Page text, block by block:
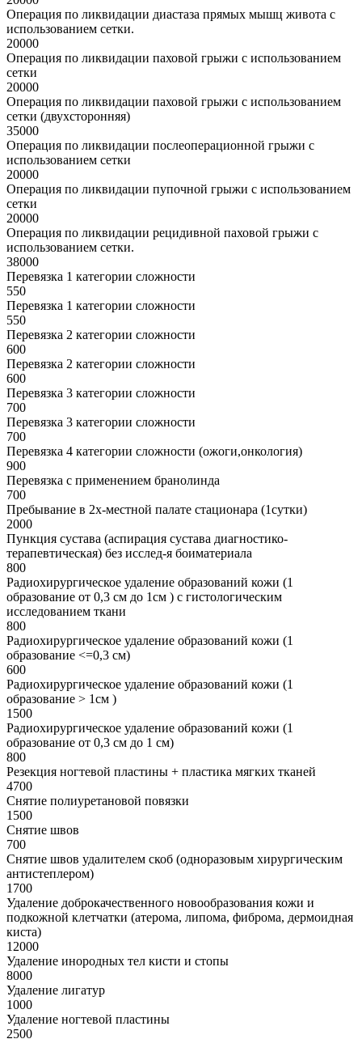
Операция по ликвидации диастаза прямых мышц живота с
использованием сетки.
20000
Операция по ликвидации паховой грыжи с использованием
сетки
20000
Операция по ликвидации паховой грыжи с использованием
сетки (двухсторонняя)
35000
Операция по ликвидации послеоперационной грыжи с
использованием сетки
20000
Операция по ликвидации пупочной грыжи с использованием
сетки
20000
Операция по ликвидации рецидивной паховой грыжи с
использованием сетки.
38000
Перевязка 1 категории сложности
550
Перевязка 1 категории сложности
550
Перевязка 2 категории сложности
600
Перевязка 2 категории сложности
600
Перевязка 3 категории сложности
700
Перевязка 3 категории сложности
700
Перевязка 4 категории сложности (ожоги,онкология)
900
Перевязка с применением бранолинда
700
Пребывание в 2х-местной палате стационара (1сутки)
2000
Пункция сустава (аспирация сустава диагностико-
терапевтическая) без исслед-я боиматериала
800
Радиохирургическое удаление образований кожи (1
образование от 0,3 см до 1см ) с гистологическим
исследованием ткани
800
Радиохирургическое удаление образований кожи (1
образование <=0,3 см)
600
Радиохирургическое удаление образований кожи (1
образование > 1см )
1500
Радиохирургическое удаление образований кожи (1
образование от 0,3 см до 1 см)
800
Резекция ногтевой пластины + пластика мягких тканей
4700
Снятие полиуретановой повязки
1500
Снятие швов
700
Снятие швов удалителем скоб (одноразовым хирургическим
антистеплером)
1700
Удаление доброкачественного новообразования кожи и
подкожной клетчатки (атерома, липома, фиброма, дермоидная
киста)
12000
Удаление инородных тел кисти и стопы
8000
Удаление лигатур
1000
Удаление ногтевой пластины
2500